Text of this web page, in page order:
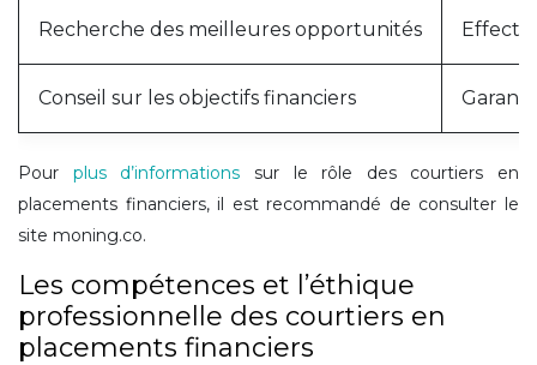
Recherche des meilleures opportunités
Conseil sur les objectifs financiers
Pour plus d’informations sur le rôle des courtiers en
placements financiers, il est recommandé de consulter le
site moning.co.
Les compétences et l’éthique
professionnelle des courtiers en
placements financiers